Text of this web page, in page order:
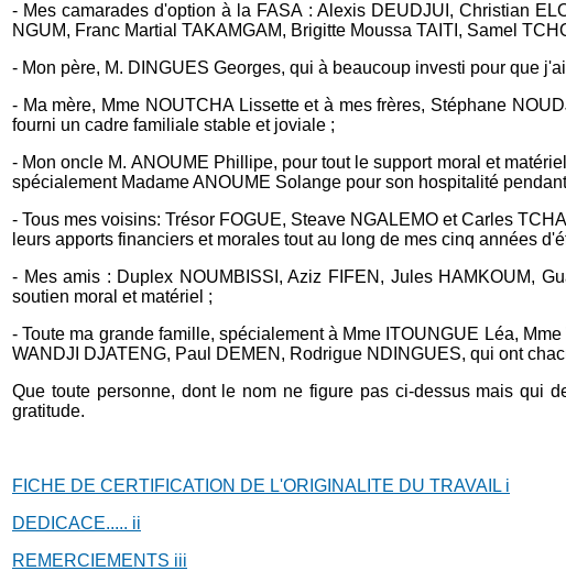
- Mes camarades d'option à la FASA : Alexis DEUDJUI, Christian
NGUM, Franc Martial TAKAMGAM, Brigitte Moussa TAITI, Samel
- Mon père, M. DINGUES Georges, qui à beaucoup investi pour que
- Ma mère, Mme NOUTCHA Lissette et à mes frères, Stéphane
fourni un cadre familiale stable et joviale ;
- Mon oncle M. ANOUME Phillipe, pour tout le support moral et
spécialement Madame ANOUME Solange pour son hospitalité
- Tous mes voisins: Trésor FOGUE, Steave NGALEMO et Carles
leurs apports financiers et morales tout au long de mes cinq années
- Mes amis : Duplex NOUMBISSI, Aziz FIFEN, Jules HAMKOUM,
soutien moral et matériel ;
- Toute ma grande famille, spécialement à Mme ITOUNGUE Léa,
WANDJI DJATENG, Paul DEMEN, Rodrigue NDINGUES, qui ont
Que toute personne, dont le nom ne figure pas ci-dessus mais qui
gratitude.
FICHE DE CERTIFICATION DE L'ORIGINALITE DU TRAVAIL i
DEDICACE..... ii
REMERCIEMENTS iii